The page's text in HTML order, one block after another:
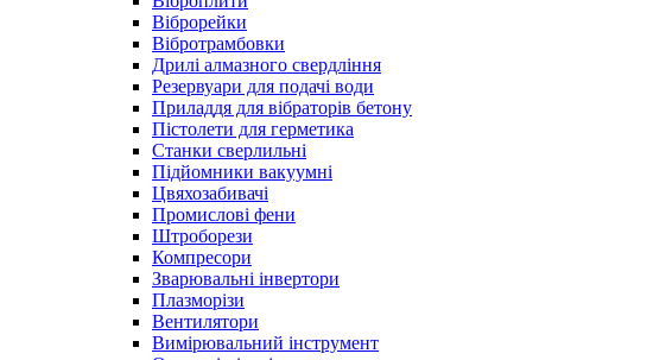
Віброрейки
Вібротрамбовки
Дрилі алмазного свердління
Резервуари для подачі води
Приладдя для вібраторів бетону
Пістолети для герметика
Станки сверлильні
Підйомники вакуумні
Цвяхозабивачі
Промислові фени
Штроборези
Компресори
Зварювальні інвертори
Плазморізи
Вентилятори
Вимірювальний інструмент